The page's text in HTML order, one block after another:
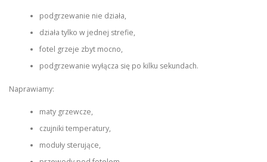
podgrzewanie nie działa,
działa tylko w jednej strefie,
fotel grzeje zbyt mocno,
podgrzewanie wyłącza się po kilku sekundach.
Naprawiamy:
maty grzewcze,
czujniki temperatury,
moduły sterujące,